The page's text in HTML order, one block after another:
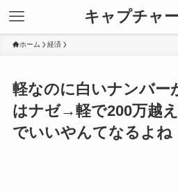
キャプチャ
ホーム 経済
軽なのに白いナンバー
はナゼ→軽で200万越
でいいやんてなるよね